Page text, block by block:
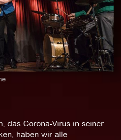
das Corona-Virus in seiner
haben wir alle